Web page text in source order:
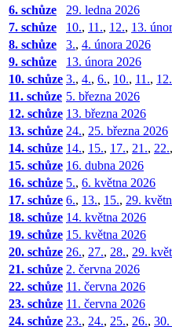
6. schůze
29. ledna 2026
7. schůze
10., 11., 12., 13.
8. schůze
3., 4. února 2026
9. schůze
13. února 2026
10. schůze 3., 4., 6., 10., 11.,
11. schůze 5. března 2026
12. schůze 13. března 2026
13. schůze 24., 25. března 2026
14. schůze 14., 15., 17., 21., 22.,
15. schůze 16. dubna 2026
16. schůze 5., 6. května 2026
17. schůze 6., 13., 15., 29.
18. schůze 14. května 2026
19. schůze 15. května 2026
20. schůze 26., 27., 28., 29.
21. schůze 2. června 2026
22. schůze 11. června 2026
23. schůze 11. června 2026
24. schůze 23., 24., 25., 26., 30.